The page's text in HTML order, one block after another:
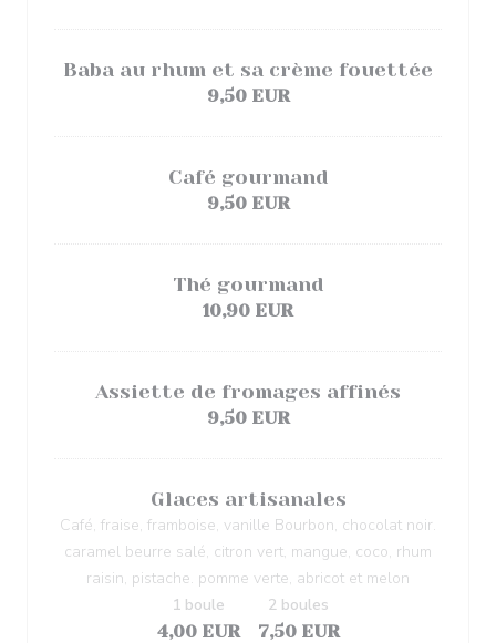
Baba au rhum et sa crème fouettée
9,50 EUR
Café gourmand
9,50 EUR
Thé gourmand
10,90 EUR
Assiette de fromages affinés
9,50 EUR
Glaces artisanales
Café, fraise, framboise, vanille Bourbon, chocolat noir.
caramel beurre salé, citron vert, mangue, coco, rhum
raisin, pistache. pomme verte, abricot et melon
4,00 EUR
1 boule
7,50 EUR
2 boules